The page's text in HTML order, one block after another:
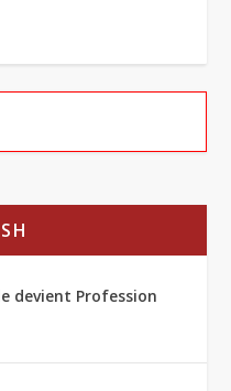
devient Profession